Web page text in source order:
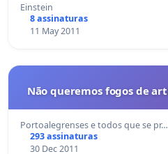
Einstein
8 assinaturas
11 May 2011
Portoalegrenses e todos que se pr…
293 assinaturas
30 Dec 2011